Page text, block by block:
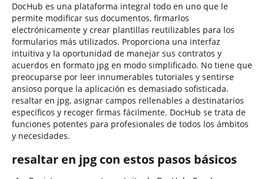
DocHub es una plataforma integral todo en uno que le
permite modificar sus documentos, firmarlos
electrónicamente y crear plantillas reutilizables para los
formularios más utilizados. Proporciona una interfaz
intuitiva y la oportunidad de manejar sus contratos y
acuerdos en formato jpg en modo simplificado. No tiene que
preocuparse por leer innumerables tutoriales y sentirse
ansioso porque la aplicación es demasiado sofisticada.
resaltar en jpg, asignar campos rellenables a destinatarios
específicos y recoger firmas fácilmente. DocHub se trata de
funciones potentes para profesionales de todos los ámbitos
y necesidades.
resaltar en jpg con estos pasos básicos